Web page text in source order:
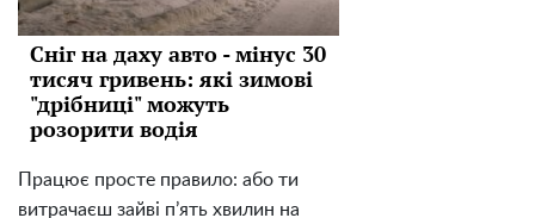
Сніг на даху авто - мінус 30
тисяч гривень: які зимові
"дрібниці" можуть
розорити водія
Працює просте правило: або ти
витрачаєш зайві п’ять хвилин на